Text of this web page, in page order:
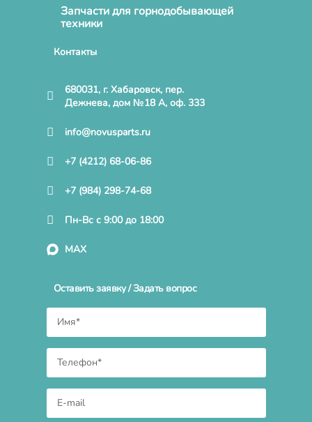
Запчасти для горнодобывающей
техники
Контакты
680031, г. Хабаровск, пер.
Дежнева, дом №18 А, оф. 333
info@novusparts.ru
+7 (4212) 68-06-86
+7 (984) 298-74-68
Пн-Вс с 9:00 до 18:00
MAX
Оставить заявку / Задать вопрос